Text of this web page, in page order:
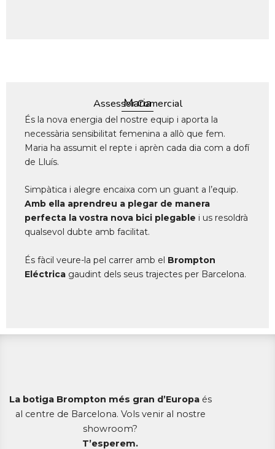
Maria
Assessor Comercial
És la nova energia del nostre equip i aporta la
necessària sensibilitat femenina a allò que fem.
Maria ha assumit el repte i aprèn cada dia com a dofí
de Lluís.
Simpàtica i alegre encaixa com un guant a l’equip.
Amb ella aprendreu a plegar de manera
perfecta la vostra nova bici plegable i us resoldrà
qualsevol dubte amb facilitat.
És fàcil veure-la pel carrer amb el Brompton
Eléctrica gaudint dels seus trajectes per Barcelona.
La botiga Brompton més gran d’Europaés
al centre de Barcelona. Vols venir al nostre
showroom?
T’esperem.